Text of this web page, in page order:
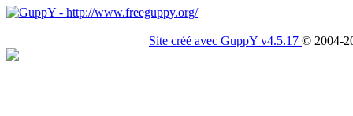
Site créé avec GuppY v4.5.17 © 2004-